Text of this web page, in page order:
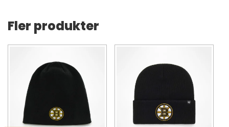
Fler produkter